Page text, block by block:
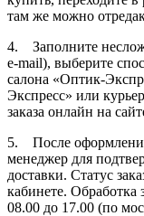
там же можно
4. Заполните
e-mail), выберите
салона «Оптик-
Экспресс» или
заказа онлайн на
5. После
менеджер для
доставки. Статус
кабинете. Обработка
08.00 до 17.00 (по